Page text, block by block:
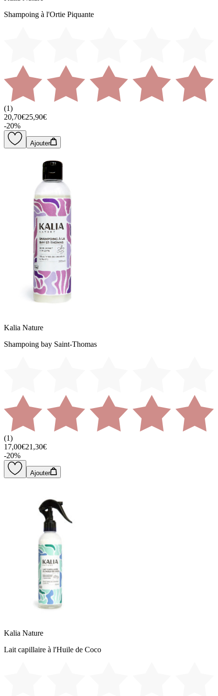
Shampoing à l'Ortie Piquante
(1)
20,70€25,90€
-20%
Ajouter
Kalia Nature
Shampoing bay Saint-Thomas
(1)
17,00€21,30€
-20%
Ajouter
Kalia Nature
Lait capillaire à l'Huile de Coco